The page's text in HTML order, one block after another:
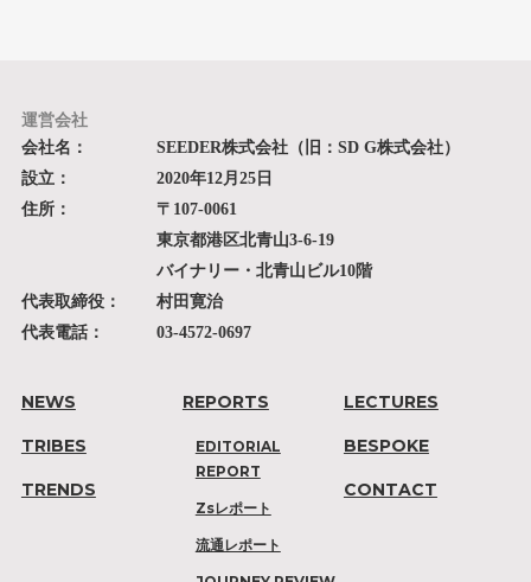
運営会社
会社名：
SEEDER株式会社（旧：SD G株式会社）
設立：
2020年12月25日
住所：
〒107-0061
東京都港区北青山3-6-19
バイナリー・北青山ビル10階
代表取締役：
村田寛治
代表電話：
03-4572-0697
NEWS
TRIBES
TRENDS
REPORTS
EDITORIAL
REPORT
Zsレポート
流通レポート
LECTURES
BESPOKE
CONTACT